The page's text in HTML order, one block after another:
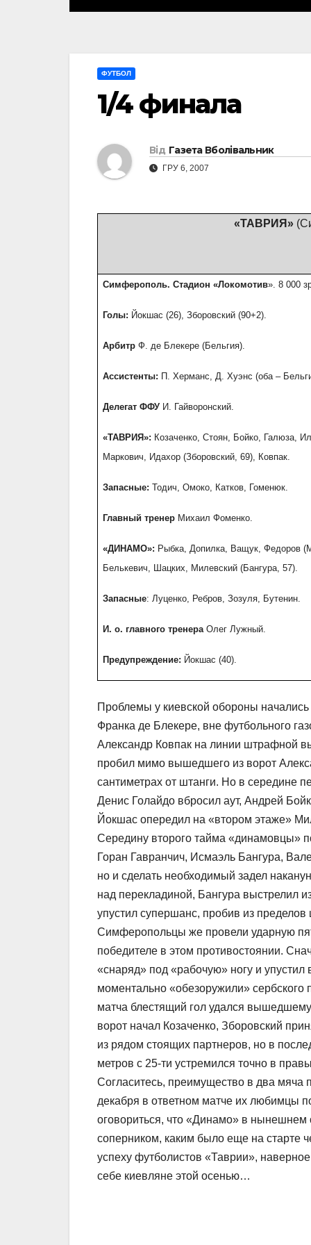
ФУТБОЛ
1/4 финала
Від Газета Вболівальник
ГРУ 6, 2007
«ТАВРИЯ»
Симферополь. Стадион «Локомотив». 8 000
Голы: Йокшас (26), Зборовский (90+2).
Арбитр Ф. де Блекере (Бельгия).
Ассистенты: П. Херманс, Д. Хуэнс (оба –
Делегат ФФУ И. Гайворонский.
«ТАВРИЯ»: Козаченко, Стоян, Бойко, Галюза,
Маркович, Идахор (Зборовский, 69), Ковпак.
Запасные: Тодич, Омоко, Катков, Гоменюк.
Главный тренер Михаил Фоменко.
«ДИНАМО»: Рыбка, Допилка, Ващук, Федоров
Белькевич, Шацких, Милевский (Бангура, 57).
Запасные: Луценко, Ребров, Зозуля, Бутенин.
И. о. главного тренера Олег Лужный.
Предупреждение: Йокшас (40).
Проблемы у киевской обороны начались
Франка де Блекере, вне футбольного
Александр Ковпак на линии штрафной
пробил мимо вышедшего из ворот
сантиметрах от штанги. Но в середине
Денис Голайдо вбросил аут, Андрей
Йокшас опередил на «втором этаже»
Середину второго тайма «динамовцы»
Горан Гавранчич, Исмаэль Бангура,
но и сделать необходимый задел
над перекладиной, Бангура выстрелил
упустил супершанс, пробив из
Симферопольцы же провели ударную
победителе в этом противостоянии.
«снаряд» под «рабочую» ногу и
моментально «обезоружили»
матча блестящий гол удался
ворот начал Козаченко, Зборовский
из рядом стоящих партнеров, но в
метров с 25-ти устремился точно в
Согласитесь, преимущество в два мяча
декабря в ответном матче их любимцы
оговориться, что «Динамо» в нынешнем
соперником, каким было еще на старте
успеху футболистов «Таврии»,
себе киевляне этой осенью…